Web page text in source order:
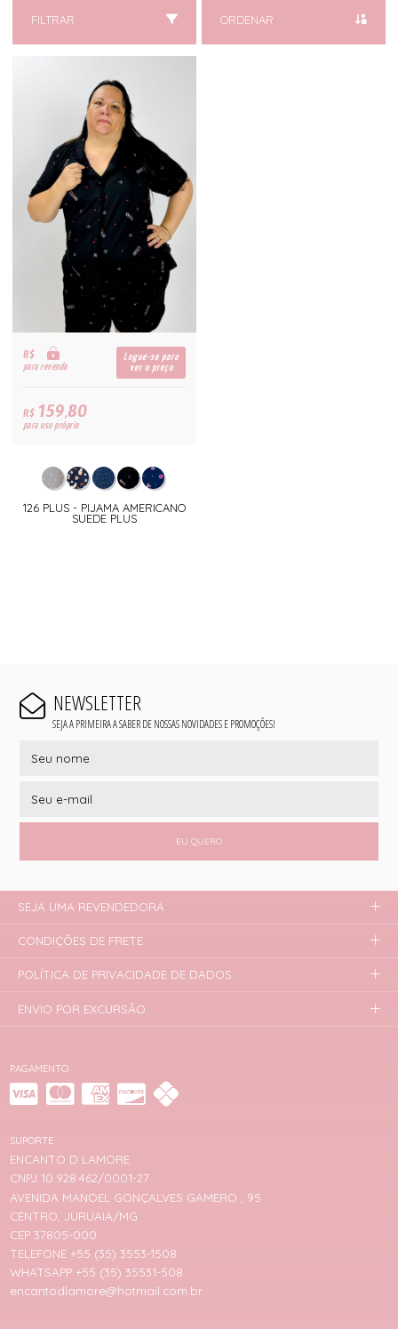
FILTRAR ORDENAR
R$
para revenda
Logue-se para
ver o preço
R$159,80
para uso próprio
126 PLUS - PIJAMA AMERICANO
SUEDE PLUS
NEWSLETTER
SEJA A PRIMEIRA A SABER DE NOSSAS NOVIDADES E PROMOÇÕES!
EU QUERO
PAGAMENTO
SUPORTE
ENCANTO D LAMORE
CNPJ 10.928.462/0001-27
AVENIDA MANOEL GONÇALVES GAMERO , 95
CENTRO, JURUAIA/MG
CEP 37805-000
TELEFONE +55 (35) 3553-1508
WHATSAPP +55 (35) 35531-508
encantodlamore@hotmail.com.br
SEJA UMA REVENDEDORA
CONDIÇÕES DE FRETE
POLÍTICA DE PRIVACIDADE DE DADOS
ENVIO POR EXCURSÃO